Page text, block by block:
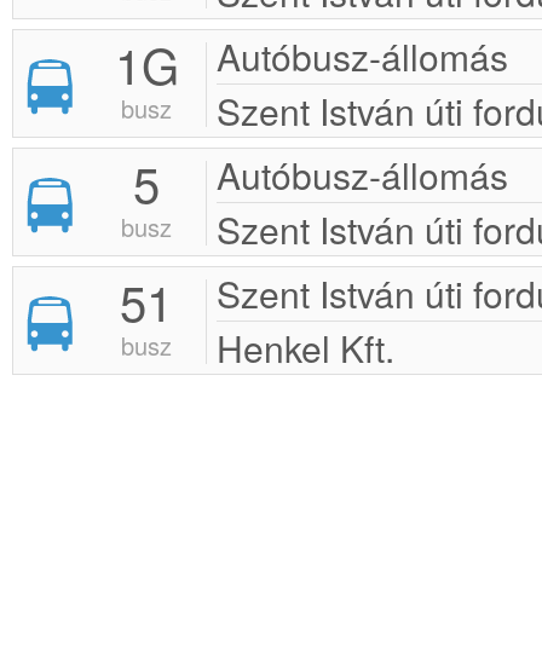
1G
busz
Autóbusz-állomás
Szent István úti
5
busz
Autóbusz-állomás
Szent István úti
51
busz
Szent István úti
Henkel Kft.